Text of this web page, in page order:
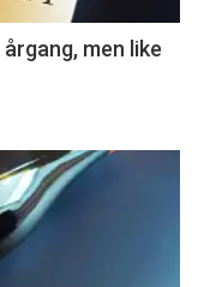
men like